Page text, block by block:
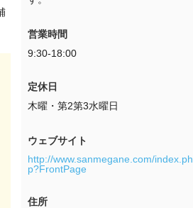
営業時間
9:30-18:00
定休日
木曜・第2第3水曜日
ウェブサイト
http://www.sanmegane.com/index.ph
p?FrontPage
住所